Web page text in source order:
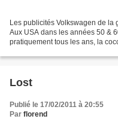
Les publicités Volkswagen de la
Aux USA dans les années 50 &
pratiquement tous les ans, la
Lost
Publié le 17/02/2011 à 20:55
Par florend